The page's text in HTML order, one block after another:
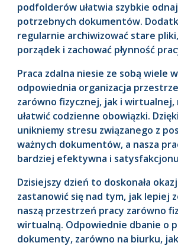
podfolderów ułatwia szybkie
potrzebnych dokumentów.
regularnie archiwizować stare
porządek i zachować płynność
Praca zdalna niesie ze sobą wiele
odpowiednia organizacja
zarówno fizycznej, jak i wirtualnej,
ułatwić codzienne obowiązki.
unikniemy stresu związanego z
ważnych dokumentów, a nasza
bardziej efektywna i
Dzisiejszy dzień to doskonała
zastanowić się nad tym, jak lepiej
naszą przestrzeń pracy zarówno
wirtualną. Odpowiednie dbanie o
dokumenty, zarówno na biurku,